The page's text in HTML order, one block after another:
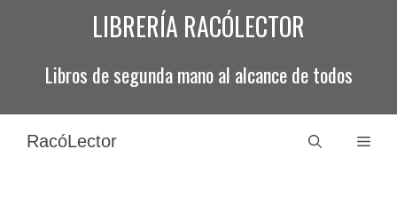
LIBRERÍA RACÓLECTOR
Libros de segunda mano al alcance de todos
RacóLector